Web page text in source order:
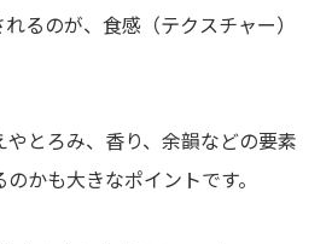
るのが、食感（テクスチャー）
やとろみ、香り、余韻などの要素
かも大きなポイントです。